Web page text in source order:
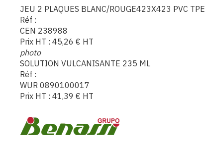
JEU 2 PLAQUES BLANC/ROUGE423X423 PVC TPE
Réf :
CEN 238988
Prix HT : 45,26 € HT
photo
SOLUTION VULCANISANTE 235 ML
Réf :
WUR 0890100017
Prix HT : 41,39 € HT